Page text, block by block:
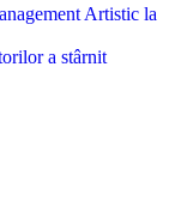
Artistic la
a stârnit